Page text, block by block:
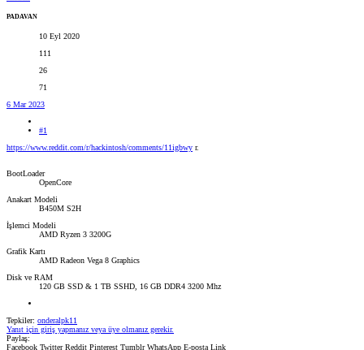
PADAVAN
10 Eyl 2020
111
26
71
6 Mar 2023
#1
https://www.reddit.com/r/hackintosh/comments/11igbwy r.
BootLoader
OpenCore
Anakart Modeli
B450M S2H
İşlemci Modeli
AMD Ryzen 3 3200G
Grafik Kartı
AMD Radeon Vega 8 Graphics
Disk ve RAM
120 GB SSD & 1 TB SSHD, 16 GB DDR4 3200 Mhz
Tepkiler: onderalpk11
Yanıt için giriş yapmanız veya üye olmanız gerekir.
Paylaş:
Facebook Twitter Reddit Pinterest Tumblr WhatsApp E-posta Link